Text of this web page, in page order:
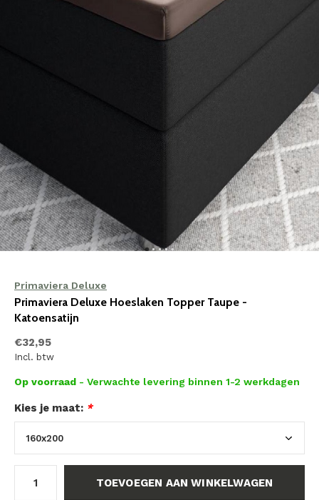
Primaviera Deluxe
Primaviera Deluxe Hoeslaken Topper Taupe -
Katoensatijn
€32,95
Incl. btw
Op voorraad - Verwachte levering binnen 1-2 werkdagen
Kies je maat: *
TOEVOEGEN AAN WINKELWAGEN